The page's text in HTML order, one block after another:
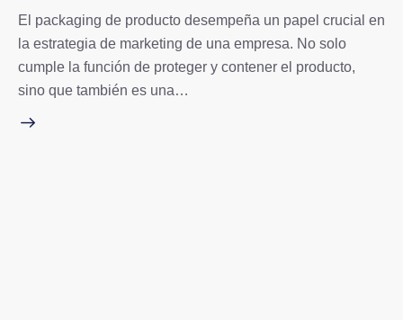
El packaging de producto desempeña un papel crucial en
la estrategia de marketing de una empresa. No solo
cumple la función de proteger y contener el producto,
sino que también es una…